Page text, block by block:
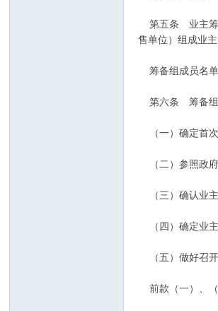
第五条 业主筹
售单位）组成业
筹备组成员名单
第六条 筹备组
（一）确定首次
（二）参照政府
（三）确认业主
（四）确定业主
（五）做好召开
前款（一）、（